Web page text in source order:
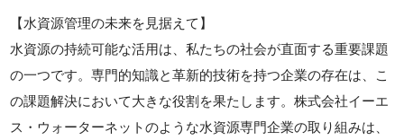
【水資源管理の未来を見据えて】
水資源の持続可能な活用は、私たちの社会が直面する重要課題
の一つです。専門的知識と革新的技術を持つ企業の存在は、こ
の課題解決において大きな役割を果たします。株式会社イーエ
ス・ウォーターネットのような水資源専門企業の取り組みは、